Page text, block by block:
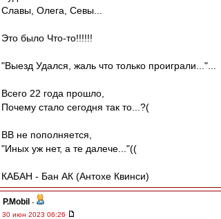
Славы, Олега, Севы...
Это было Что-то!!!!!!
"Выезд Удался, жаль что только проиграли..."...
Всего 22 года прошло,
Почему стало сегодня так то...?(
ВВ не пополняется,
"Иных уж нет, а те далече..."((
КАБАН - Бан АК (Антохе Квинси)
P.Mobil -
30 июн 2023 06:26